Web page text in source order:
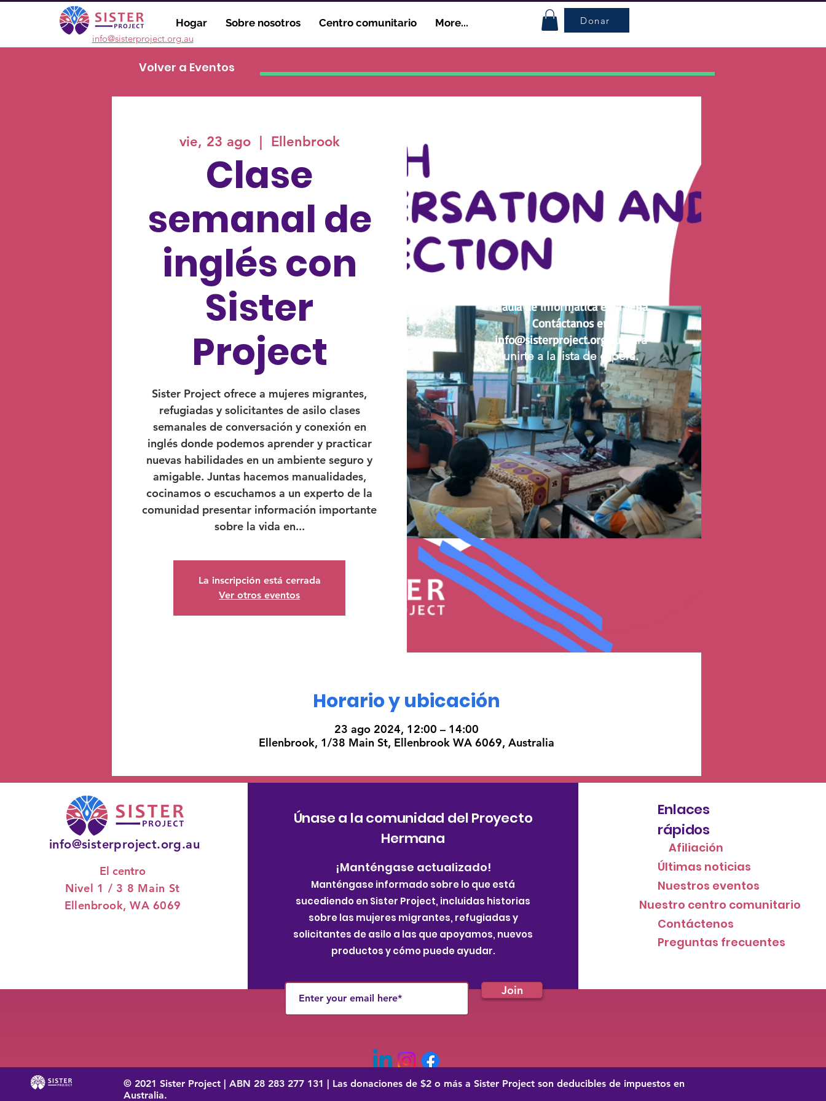
info@sisterproject.org.au
Hogar Sobre nosotros Centro comunitario More... Donar
Volver a Eventos
vie, 23 ago
  |
Ellenbrook
Clase
semanal de
inglés con
Sister
Project
Sister Project ofrece a mujeres migrantes,
refugiadas y solicitantes de asilo clases
semanales de conversación y conexión en
inglés donde podemos aprender y practicar
nuevas habilidades en un ambiente seguro y
amigable. Juntas hacemos manualidades,
cocinamos o escuchamos a un experto de la
comunidad presentar información importante
sobre la vida en...
La inscripción está cerrada
Ver otros eventos
Horario y ubicación
23 ago 2024, 12:00 – 14:00
Ellenbrook, 1/38 Main St, Ellenbrook WA 6069, Australia
El aula de informática está llena.
Contáctanos en
info@sisterproject.org.aupara
unirte a la lista de espera.
info@sisterproject.org.au
El centro
Nivel 1 / 3 8 Main St
Ellenbrook, WA 6069
Únase a la comunidad del Proyecto
Hermana
¡Manténgase actualizado!
Manténgase informado sobre lo que está
sucediendo en Sister Project, incluidas historias
sobre las mujeres migrantes, refugiadas y
solicitantes de asilo a las que apoyamos, nuevos
productos y cómo puede ayudar.
Join
Enlaces
rápidos
Afiliación
Últimas noticias
Nuestros eventos
Nuestro centro comunitario
Contáctenos
Preguntas frecuentes
© 2021 Sister Project | ABN 28 283 277 131 | Las donaciones de $2 o más a Sister Project son deducibles de impuestos en
Australia.